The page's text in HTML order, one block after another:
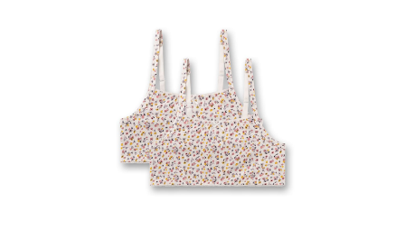
Графік роботи з 9:00 до 21:00